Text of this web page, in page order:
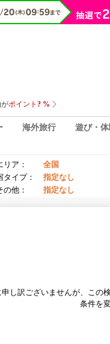
海外旅行 遊び・
リア：
全国
タイプ：
指定なし
の他：
指定なし
し訳ございませんが、この
条件を